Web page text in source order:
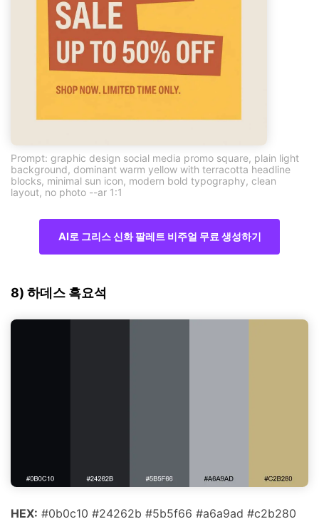
Prompt: graphic design social media promo square, plain light
background, dominant warm yellow with terracotta headline
blocks, minimal sun icon, modern bold typography, clean
layout, no photo --ar 1:1
AI로 그리스 신화 팔레트 비주얼 무료 생성하기
8) 하데스 흑요석
HEX: #0b0c10 #24262b #5b5f66 #a6a9ad #c2b280